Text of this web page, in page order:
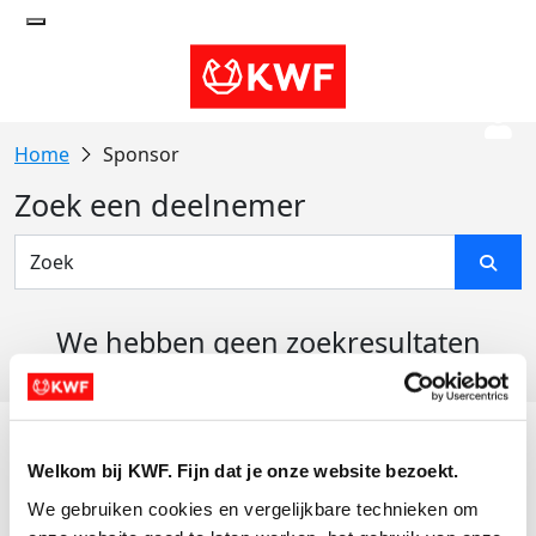
Welkom bij KWF. Fijn dat je onze website bezoekt.
We gebruiken cookies en vergelijkbare technieken om
Sponsor
Zoek een deelnemer
We hebben geen zoekresultaten
Actiematerialen
Evenementen